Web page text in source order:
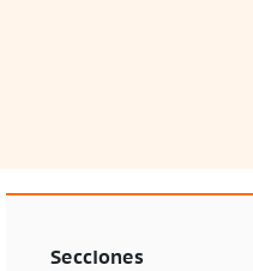
Secciones